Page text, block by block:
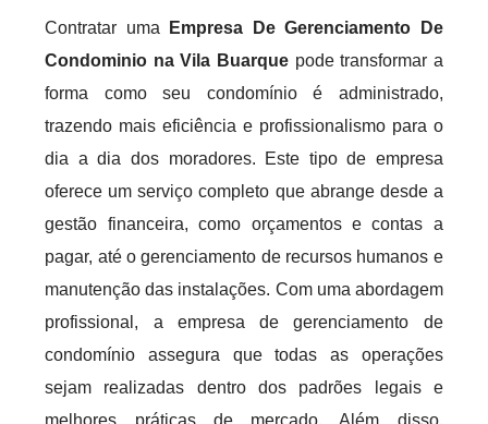
Contratar uma
Empresa De Gerenciamento De
Condominio na Vila Buarque pode transformar a
forma como seu condomínio é administrado,
trazendo mais eficiência e profissionalismo para o
dia a dia dos moradores. Este tipo de empresa
oferece um serviço completo que abrange desde a
gestão financeira, como orçamentos e contas a
pagar, até o gerenciamento de recursos humanos e
manutenção das instalações. Com uma abordagem
profissional, a empresa de gerenciamento de
condomínio assegura que todas as operações
sejam realizadas dentro dos padrões legais e
melhores práticas de mercado. Além disso,